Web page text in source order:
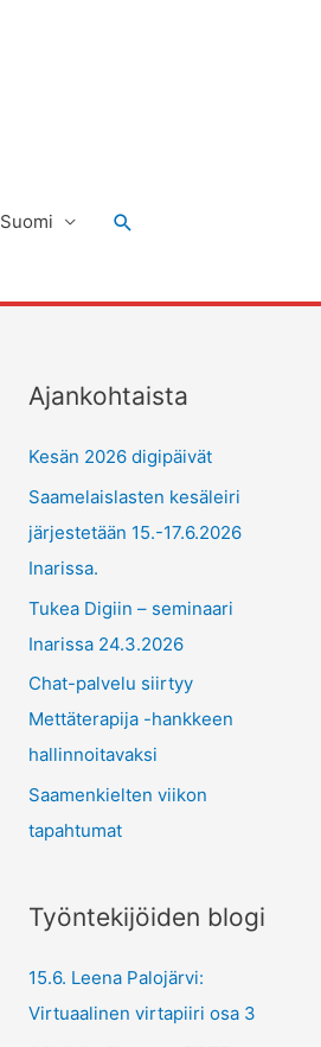
Suomi Hae
Ajankohtaista
Kesän 2026 digipäivät
Saamelaislasten kesäleiri
järjestetään 15.-17.6.2026
Inarissa.
Tukea Digiin – seminaari
Inarissa 24.3.2026
Chat-palvelu siirtyy
Mettäterapija -hankkeen
hallinnoitavaksi
Saamenkielten viikon
tapahtumat
Työntekijöiden blogi
15.6. Leena Palojärvi:
Virtuaalinen virtapiiri osa 3